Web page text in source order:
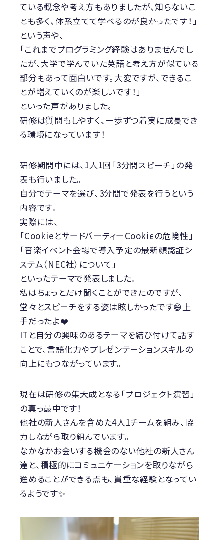
ている概念や考え方もありましたが、知らないこ
とも多く、体系立てて学べるのが良かったです！」
という声や、
「これまでプログラミング経験はありませんでし
たが、大学で学んでいた英語と考え方が似ている
部分もあって面白いです。大変ですが、できるこ
とが増えていくのが楽しいです！」
といった声がありました。
研修は質問もしやすく、一歩ずつ着実に成長でき
る環境になっています！
研修期間中には、1人1回「3分間スピーチ」の発
表も行いました。
自分でテーマを選び、3分間で発表を行うという
内容です。
実際には、
「CookieとサードパーティーCookieの危険性」
「音楽イベント会場で導入予定の最新顔認証シ
ステム（NEC社）について」
といったテーマで発表しました。
私はちょっとだけ聞くことができたのですが、
堂々とスピーチをする姿は眩しかったです😄上
手だったよ❤️
ITと自分の興味のあるテーマを結び付けて話す
ことで、言語化力やプレゼンテーションスキルの
向上にもつながっています。
現在は研修の集大成となる「プロジェクト演習」
の真っ最中です！
他社の新人さんを含めた4人1チームを組み、協
力しながら取り組んでいます。
なかなかお会いする機会のない他社の新人さん
達と、積極的にコミュニケーションを取りながら
進めることができる点も、貴重な経験となってい
るようです✨